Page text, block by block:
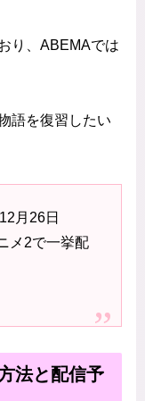
り、ABEMAでは
語を復習したい
月26日
メ2で一挙配
法と配信予